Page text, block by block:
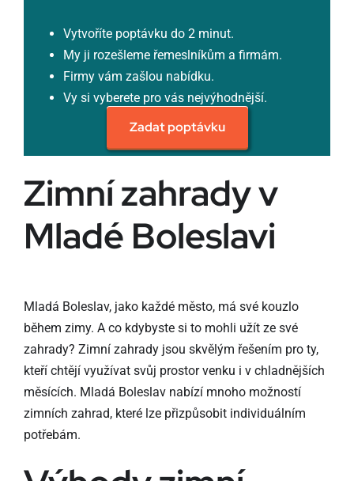
Vytvoříte poptávku do 2 minut.
My ji rozešleme řemeslníkům a firmám.
Firmy vám zašlou nabídku.
Vy si vyberete pro vás nejvýhodnější.
Zadat poptávku
Zimní zahrady v
Mladé Boleslavi
Mladá Boleslav, jako každé město, má své kouzlo
během zimy. A co kdybyste si to mohli užít ze své
zahrady? Zimní zahrady jsou skvělým řešením pro ty,
kteří chtějí využívat svůj prostor venku i v chladnějších
měsících. Mladá Boleslav nabízí mnoho možností
zimních zahrad, které lze přizpůsobit individuálním
potřebám.